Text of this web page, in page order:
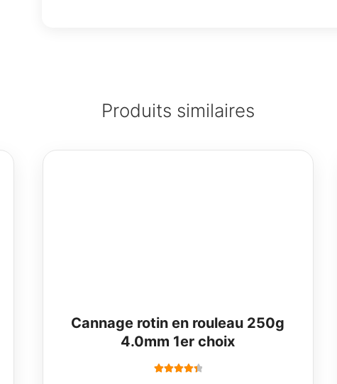
Produits similaires
Cannage rotin en rouleau 250g
4.0mm 1er choix